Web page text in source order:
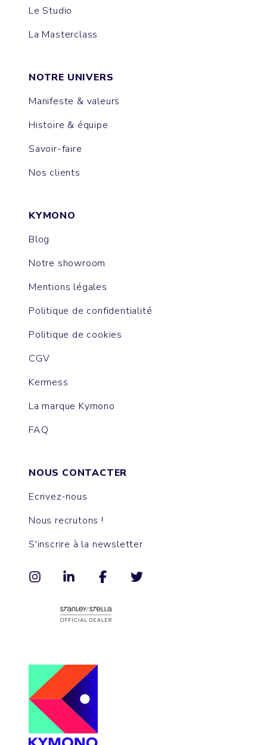
Le Studio
La Masterclass
NOTRE UNIVERS
Manifeste & valeurs
Histoire & équipe
Savoir-faire
Nos clients
KYMONO
Blog
Notre showroom
Mentions légales
Politique de confidentialité
Politique de cookies
CGV
Kermess
La marque Kymono
FAQ
NOUS CONTACTER
Ecrivez-nous
Nous recrutons !
S'inscrire à la newsletter